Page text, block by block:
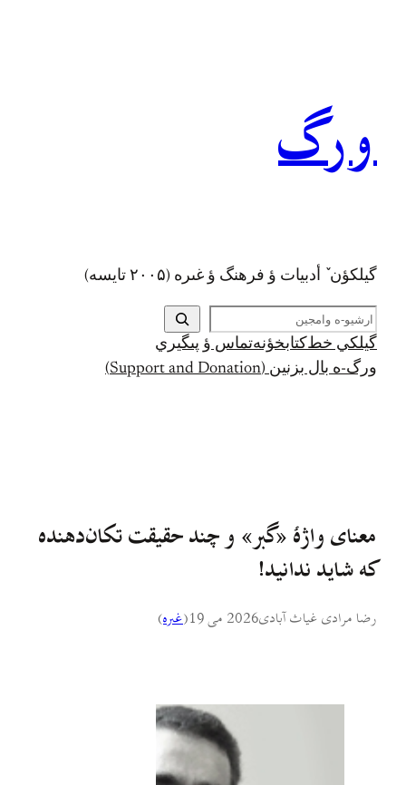
ورگ
گيلکؤن ٚ أدبیات ؤ فرهنگ ؤ غىره (۲۰۰۵ تايسه)
ج
س
ت
ج
گيلکي خط کتابخؤنهتماس ؤ پىگيري
ورگ-ه بال بزنين (Support and Donation)
معنای واژهٔ «گبر» و چند حقیقت تکان‌دهنده
که شاید ندانید!
رضا مرادی غیاث آبادی2026 می 19 (غىره)